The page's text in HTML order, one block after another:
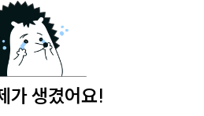
가 생겼어요!